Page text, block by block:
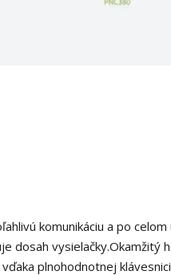
komunikáciu a po celom
dosah vysielačky.Okamžitý
plnohodnotnej